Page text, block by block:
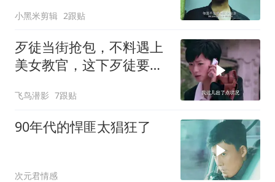
小黑米剪辑 2跟贴
歹徒当街抢包，不料遇上
美女教官，这下歹徒要惨
飞鸟潜影 7跟贴
90年代的悍匪太猖狂了
次元君情感